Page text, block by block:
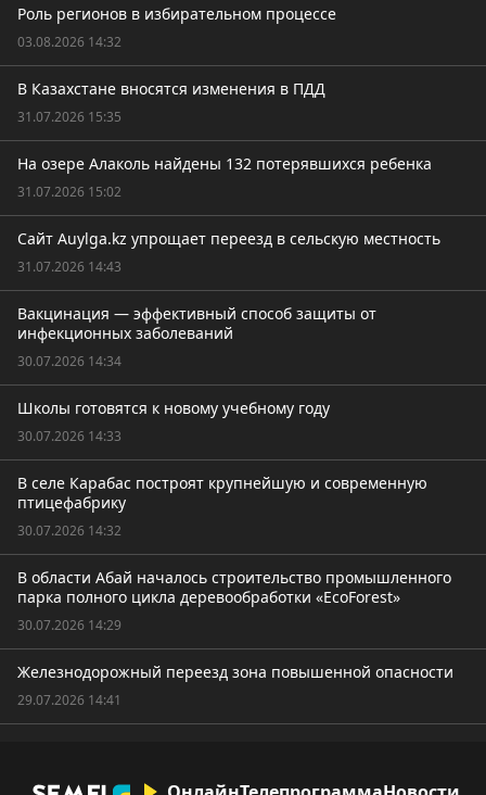
Роль регионов в избирательном процессе
03.08.2026 14:32
В Казахстане вносятся изменения в ПДД
31.07.2026 15:35
На озере Алаколь найдены 132 потерявшихся ребенка
31.07.2026 15:02
Сайт Auylga.kz упрощает переезд в сельскую местность
31.07.2026 14:43
Вакцинация — эффективный способ защиты от
инфекционных заболеваний
30.07.2026 14:34
Школы готовятся к новому учебному году
30.07.2026 14:33
В селе Карабас построят крупнейшую и современную
птицефабрику
30.07.2026 14:32
В области Абай началось строительство промышленного
парка полного цикла деревообработки «EcoForest»
30.07.2026 14:29
Железнодорожный переезд зона повышенной опасности
29.07.2026 14:41